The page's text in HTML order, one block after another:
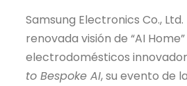
Samsung Electronics Co.,
renovada visión de “AI
electrodomésticos
to Bespoke AI, su evento de